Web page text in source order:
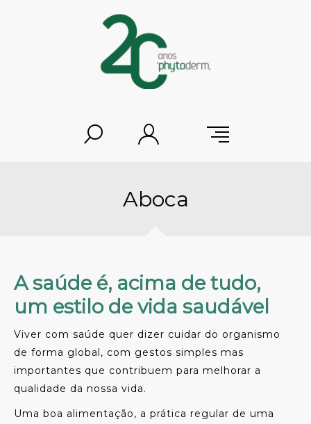
Aboca
A saúde é, acima de tudo,
um estilo de vida saudável
Viver com saúde quer dizer cuidar do organismo
de forma global, com gestos simples mas
importantes que contribuem para melhorar a
qualidade da nossa vida.
Uma boa alimentação, a prática regular de uma